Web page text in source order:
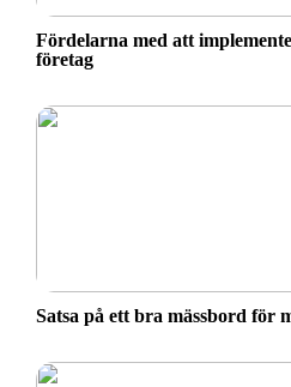
Fördelarna med att
företag
Satsa på ett bra mässbord för